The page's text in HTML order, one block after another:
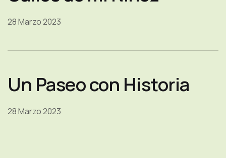
28 Marzo 2023
Un Paseo con Historia
28 Marzo 2023